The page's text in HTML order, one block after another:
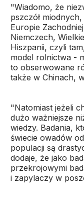
"Wiadomo, że
pszczół
Europie
Niemczech,
Hiszpanii, czyli
model rolnictwa -
to obserwowane
także w Chinach,
"Natomiast jeżeli
dużo ważniejsze
wiedzy. Badania,
świecie owadów
populacji są
dodaje, że jako
przekrojowymi
i zapylaczy w